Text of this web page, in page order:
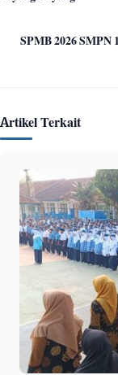
SPMB 2026 SMPN
Artikel Terkait